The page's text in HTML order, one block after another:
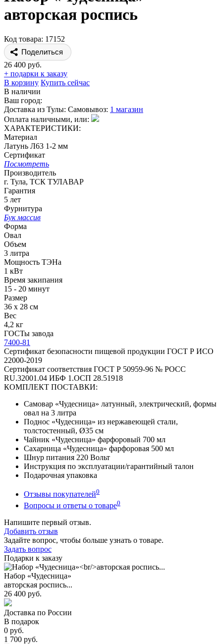
авторская роспись
Код товара: 17152
Поделиться
26 400 руб.
+ подарки к заказу
В корзину Купить сейчас
В наличии
Ваш город:
Доставка из Тулы: Самовывоз: 1 магазин
Оплата наличными, или:
ХАРАКТЕРИСТИКИ:
Материал
Латунь Л63 1-2 мм
Сертификат
Посмотреть
Производитель
г. Тула, ТСК ТУЛАВАР
Гарантия
5 лет
Фурнитура
Бук массив
Форма
Овал
Объем
3 литра
Мощность ТЭНа
1 кВт
Время закипания
15 - 20 минут
Размер
36 х 28 см
Вес
4,2 кг
ГОСТы завода
7400-81
Сертификат безопасности пищевой продукции ГОСТ Р ИСО
22000-2019
Сертификат соответствия ГОСТ Р 50959-96 № РОСС
RU.32001.04 ИБФ 1.ОСП 28.51918
КОМПЛЕКТ ПОСТАВКИ:
Самовар «Чудесница» латунный, электрический, формы
овал на 3 литра
Поднос «Чудесница» из нержавеющей стали,
толстостенный, Ø35 см
Чайник «Чудесница» фарфоровый 700 мл
Сахарница «Чудесница» фарфоровая 500 мл
Шнур питания 220 Вольт
Инструкция по эксплуатации/гарантийный талон
Подарочная упаковка
Отзывы покупателей0
Вопросы и ответы о товаре0
Напишите первый отзыв.
Добавить отзыв
Задайте вопрос, чтобы больше узнать о товаре.
Задать вопрос
Подарки к заказу
Набор «Чудесница»
авторская роспись...
26 400 руб.
Доставка по России
В подарок
0 руб.
1 700 руб.